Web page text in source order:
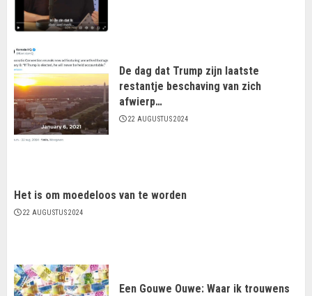
De dag dat Trump zijn laatste
restantje beschaving van zich
afwierp…
22 AUGUSTUS 2024
Het is om moedeloos van te worden
22 AUGUSTUS 2024
Een Gouwe Ouwe: Waar ik trouwens